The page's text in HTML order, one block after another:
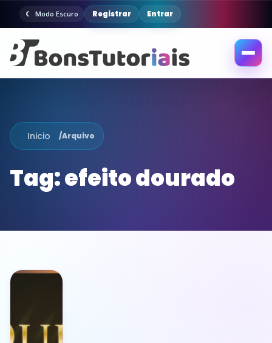
Modo Escuro Registrar Entrar
Abrir
Inicio /Arquivo
Tag:efeito dourado